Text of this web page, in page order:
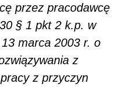
przez pracodawcę
§ 1 pkt 2 k.p. w
marca 2003 r. o
z
z przyczyn